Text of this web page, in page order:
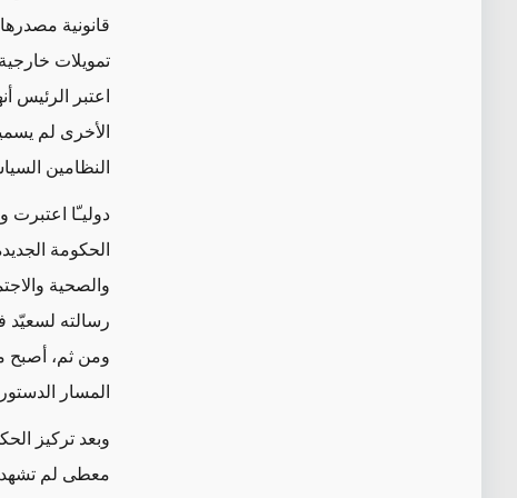
قانونية
تمويلات
اعتبر
الأخرى لم
النظامين
دوليـّا
الحكومة
والصحية
رسالته لسعيّد
ومن ثم، أصبح
المسار
وبعد تركيز
معطى لم تشهده